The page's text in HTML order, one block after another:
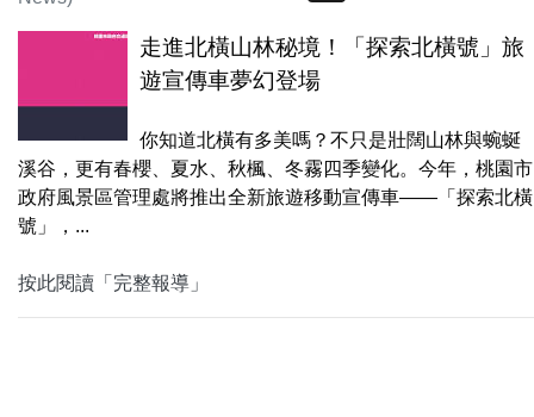
走進北橫山林秘境！「探索北橫號」旅
遊宣傳車夢幻登場
你知道北橫有多美嗎？不只是壯闊山林與蜿蜒
溪谷，更有春櫻、夏水、秋楓、冬霧四季變化。今年，桃園市
政府風景區管理處將推出全新旅遊移動宣傳車——「探索北橫
號」，...
按此閱讀「完整報導」